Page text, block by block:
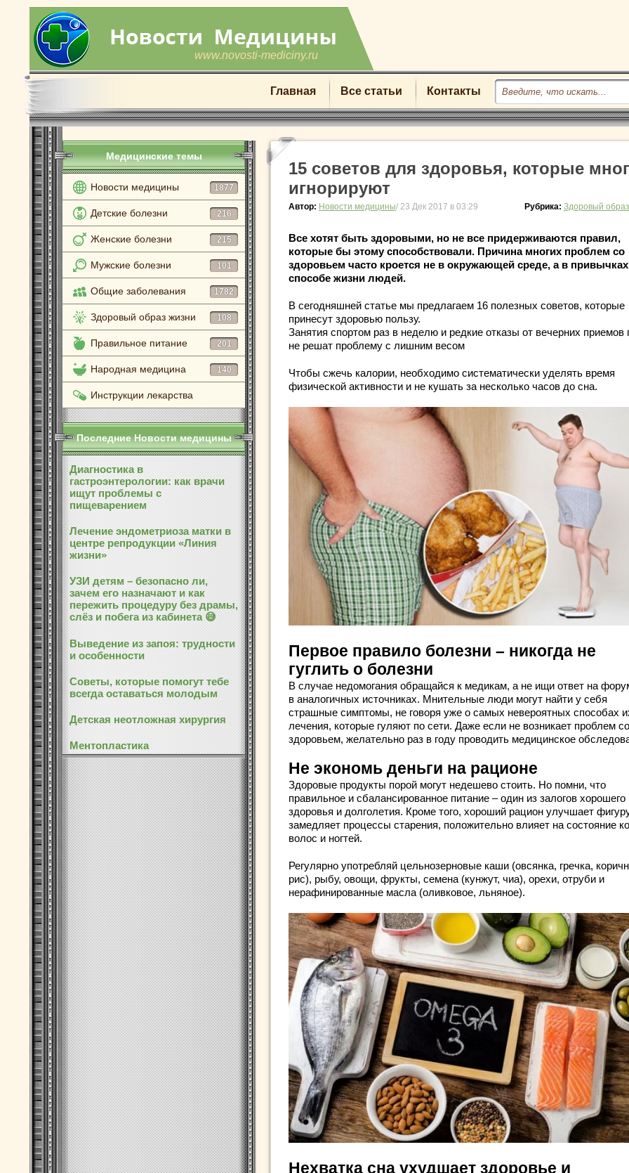
www.novosti-mediciny.ru
Главная Все статьи Контакты
Медицинские темы
Новости медицины 1877
Детские болезни 216
Женские болезни 215
Мужские болезни 101
Общие заболевания 1782
Здоровый образ жизни 108
Правильное питание 201
Народная медицина 140
Инструкции лекарства
Последние Новости медицины
Диагностика в
гастроэнтерологии: как врачи
ищут проблемы с
пищеварением
Лечение эндометриоза матки в
центре репродукции «Линия
жизни»
УЗИ детям – безопасно ли,
зачем его назначают и как
пережить процедуру без драмы,
слёз и побега из кабинета 😅
Выведение из запоя: трудности
и особенности
Советы, которые помогут тебе
всегда оставаться молодым
Детская неотложная хирургия
Ментопластика
15 советов для здоровья, которые
игнорируют
Автор: Новости медицины/ 23 Дек 2017 в 03:29 Рубрика: Здоровый
Все хотят быть здоровыми, но не все придерживаются правил,
которые бы этому способствовали. Причина многих проблем со
здоровьем часто кроется не в окружающей среде, а в
способе жизни людей.
В сегодняшней статье мы предлагаем 16 полезных советов, которые
принесут здоровью пользу.
Занятия спортом раз в неделю и редкие отказы от вечерних приемов
не решат проблему с лишним весом
Чтобы сжечь калории, необходимо систематически уделять время
физической активности и не кушать за несколько часов до сна.
Первое правило болезни – никогда не
гуглить о болезни
В случае недомогания обращайся к медикам, а не ищи ответ на
в аналогичных источниках. Мнительные люди могут найти у себя
страшные симптомы, не говоря уже о самых невероятных способах
лечения, которые гуляют по сети. Даже если не возникает проблем со
здоровьем, желательно раз в году проводить медицинское
Не экономь деньги на рационе
Здоровые продукты порой могут недешево стоить. Но помни, что
правильное и сбалансированное питание – один из залогов хорошего
здоровья и долголетия. Кроме того, хороший рацион улучшает
замедляет процессы старения, положительно влияет на состояние
волос и ногтей.
Регулярно употребляй цельнозерновые каши (овсянка, гречка,
рис), рыбу, овощи, фрукты, семена (кунжут, чиа), орехи, отруби и
нерафинированные масла (оливковое, льняное).
Нехватка сна ухудшает здоровье и